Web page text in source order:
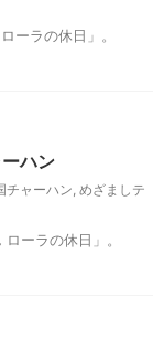
ーラの休日」。
ハン
チャーハン, めざましテ
ーラの休日」。